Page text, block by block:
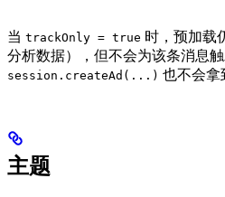
当 trackOnly = true 时，预加载
分析数据），但不会为该条消息
session.createAd(...) 也不会拿
主题